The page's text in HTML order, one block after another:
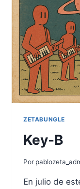
ZETABUNGLE
Key-B
Por
En julio de